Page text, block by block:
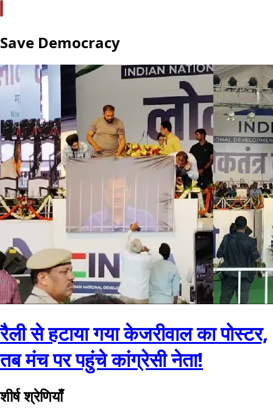
Save Democracy
रैली से हटाया गया केजरीवाल का पोस्टर,
तब मंच पर पहुंचे कांग्रेसी नेता!
शीर्ष श्रेणियाँ